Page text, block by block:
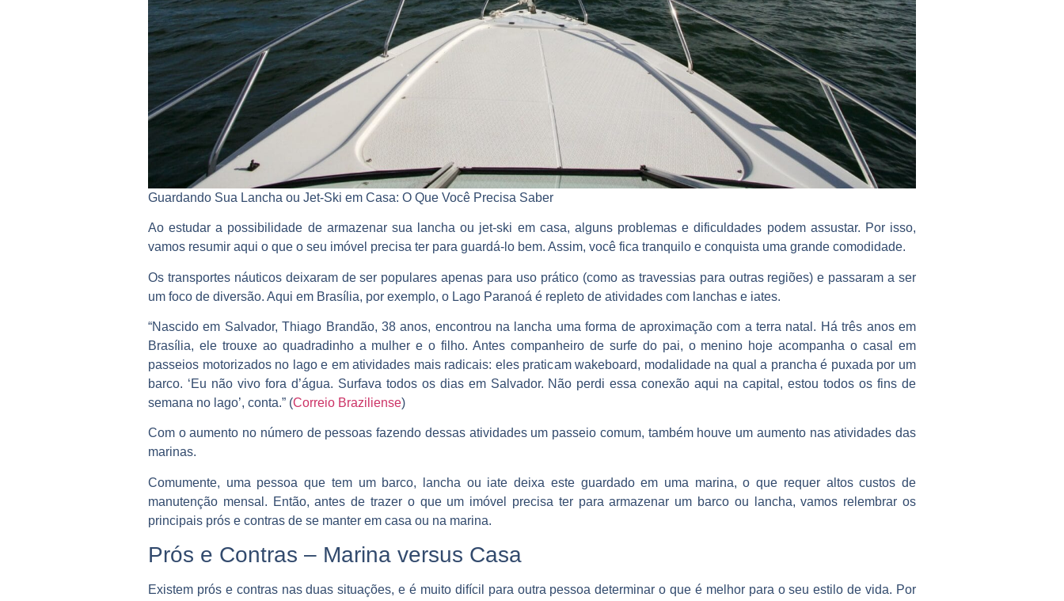
Guardando Sua Lancha ou Jet-Ski em Casa: O Que Você Precisa Saber
Ao estudar a possibilidade de armazenar sua lancha ou jet-ski em casa, alguns problemas e dificuldades podem assustar. Por isso,
vamos resumir aqui o que o seu imóvel precisa ter para guardá-lo bem. Assim, você fica tranquilo e conquista uma grande comodidade.
Os transportes náuticos deixaram de ser populares apenas para uso prático (como as travessias para outras regiões) e passaram a ser
um foco de diversão. Aqui em Brasília, por exemplo, o Lago Paranoá é repleto de atividades com lanchas e iates.
“Nascido em Salvador, Thiago Brandão, 38 anos, encontrou na lancha uma forma de aproximação com a terra natal. Há três anos em
Brasília, ele trouxe ao quadradinho a mulher e o filho. Antes companheiro de surfe do pai, o menino hoje acompanha o casal em
passeios motorizados no lago e em atividades mais radicais: eles praticam wakeboard, modalidade na qual a prancha é puxada por um
barco. ‘Eu não vivo fora d’água. Surfava todos os dias em Salvador. Não perdi essa conexão aqui na capital, estou todos os fins de
semana no lago’, conta.” (Correio Braziliense)
Com o aumento no número de pessoas fazendo dessas atividades um passeio comum, também houve um aumento nas atividades das
marinas.
Comumente, uma pessoa que tem um barco, lancha ou iate deixa este guardado em uma marina, o que requer altos custos de
manutenção mensal. Então, antes de trazer o que um imóvel precisa ter para armazenar um barco ou lancha, vamos relembrar os
principais prós e contras de se manter em casa ou na marina.
Prós e Contras – Marina versus Casa
Existem prós e contras nas duas situações, e é muito difícil para outra pessoa determinar o que é melhor para o seu estilo de vida. Por